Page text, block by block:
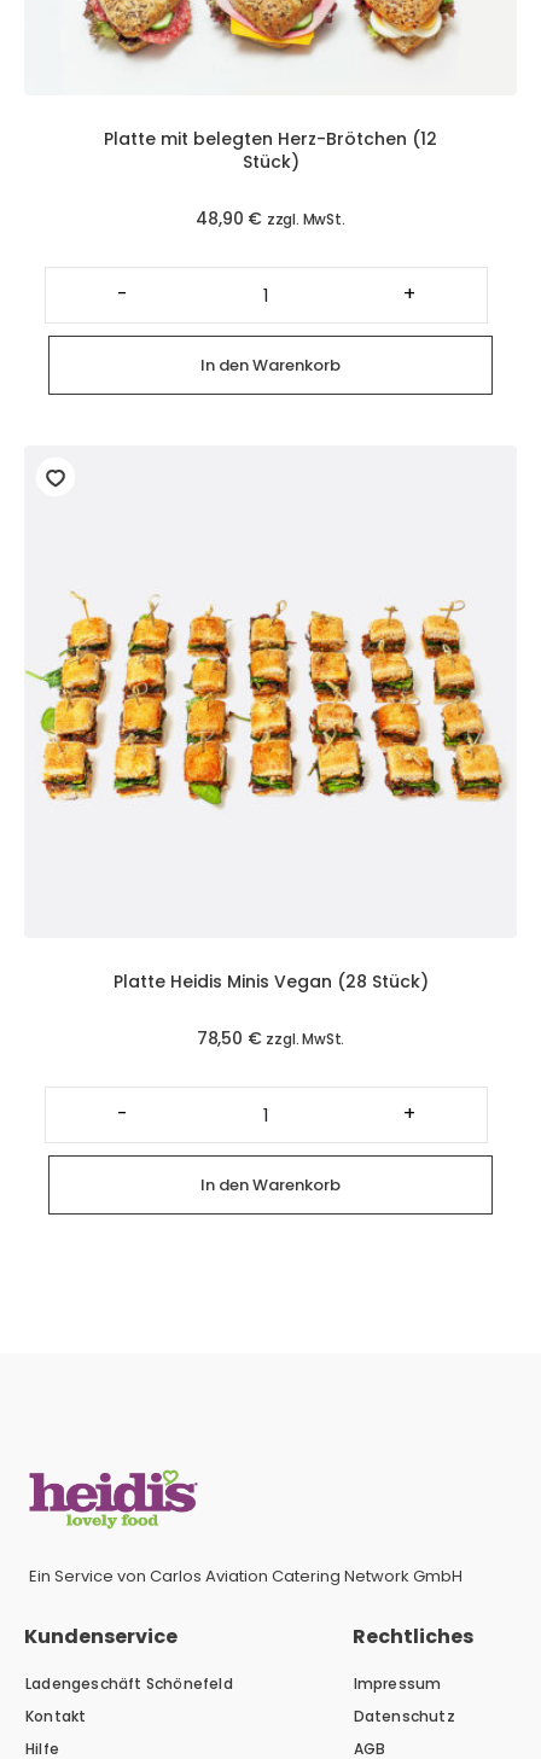
Platte mit belegten Herz-Brötchen (12
Stück)
48,90 € zzgl. MwSt.
-
Platte
mit
belegten
Herz-
Brötchen
(12
Stück)
Menge
+
In den Warenkorb
Platte Heidis Minis Vegan (28 Stück)
78,50 € zzgl. MwSt.
-
Platte
Heidis
Minis
Vegan
(28
Stück)
Menge
+
In den Warenkorb
Ein Service von Carlos Aviation Catering Network GmbH
Kundenservice
Ladengeschäft Schönefeld
Kontakt
Hilfe
Rechtliches
Impressum
Datenschutz
AGB